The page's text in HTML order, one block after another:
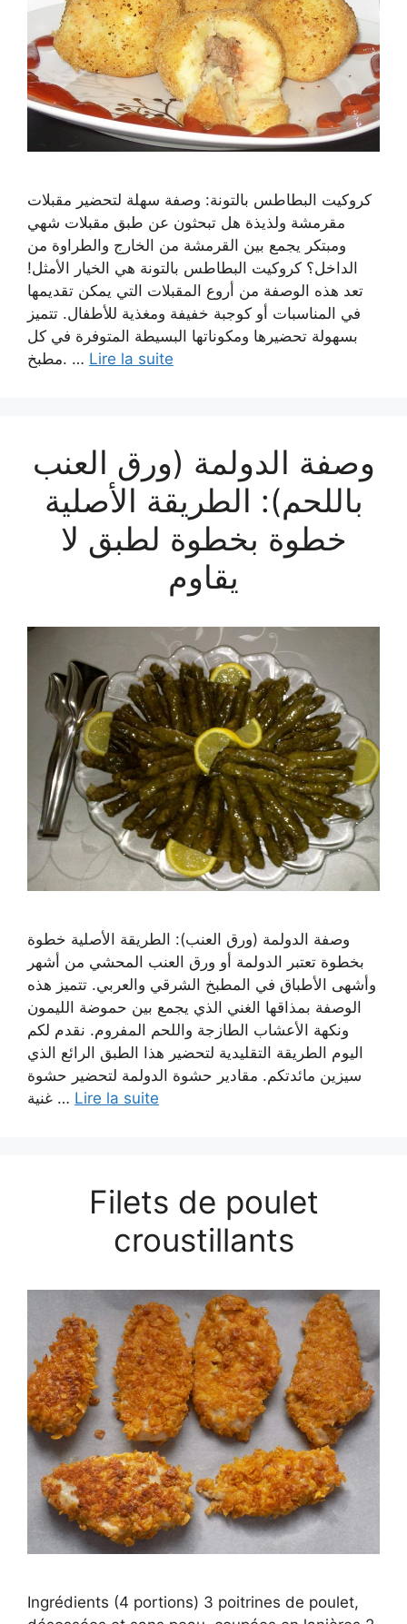
كروكيت البطاطس بالتونة: وصفة سهلة لتحضير مقبلات
مقرمشة ولذيذة هل تبحثون عن طبق مقبلات شهي
ومبتكر يجمع بين القرمشة من الخارج والطراوة من
الداخل؟ كروكيت البطاطس بالتونة هي الخيار الأمثل!
تعد هذه الوصفة من أروع المقبلات التي يمكن تقديمها
في المناسبات أو كوجبة خفيفة ومغذية للأطفال. تتميز
بسهولة تحضيرها ومكوناتها البسيطة المتوفرة في كل
مطبخ. … Lire la suite
وصفة الدولمة (ورق العنب
باللحم): الطريقة الأصلية
خطوة بخطوة لطبق لا
يقاوم
وصفة الدولمة (ورق العنب): الطريقة الأصلية خطوة
بخطوة تعتبر الدولمة أو ورق العنب المحشي من أشهر
وأشهى الأطباق في المطبخ الشرقي والعربي. تتميز هذه
الوصفة بمذاقها الغني الذي يجمع بين حموضة الليمون
ونكهة الأعشاب الطازجة واللحم المفروم. نقدم لكم
اليوم الطريقة التقليدية لتحضير هذا الطبق الرائع الذي
سيزين مائدتكم. مقادير حشوة الدولمة لتحضير حشوة
غنية … Lire la suite
Filets de poulet
croustillants
Ingrédients (4 portions) 3 poitrines de poulet,